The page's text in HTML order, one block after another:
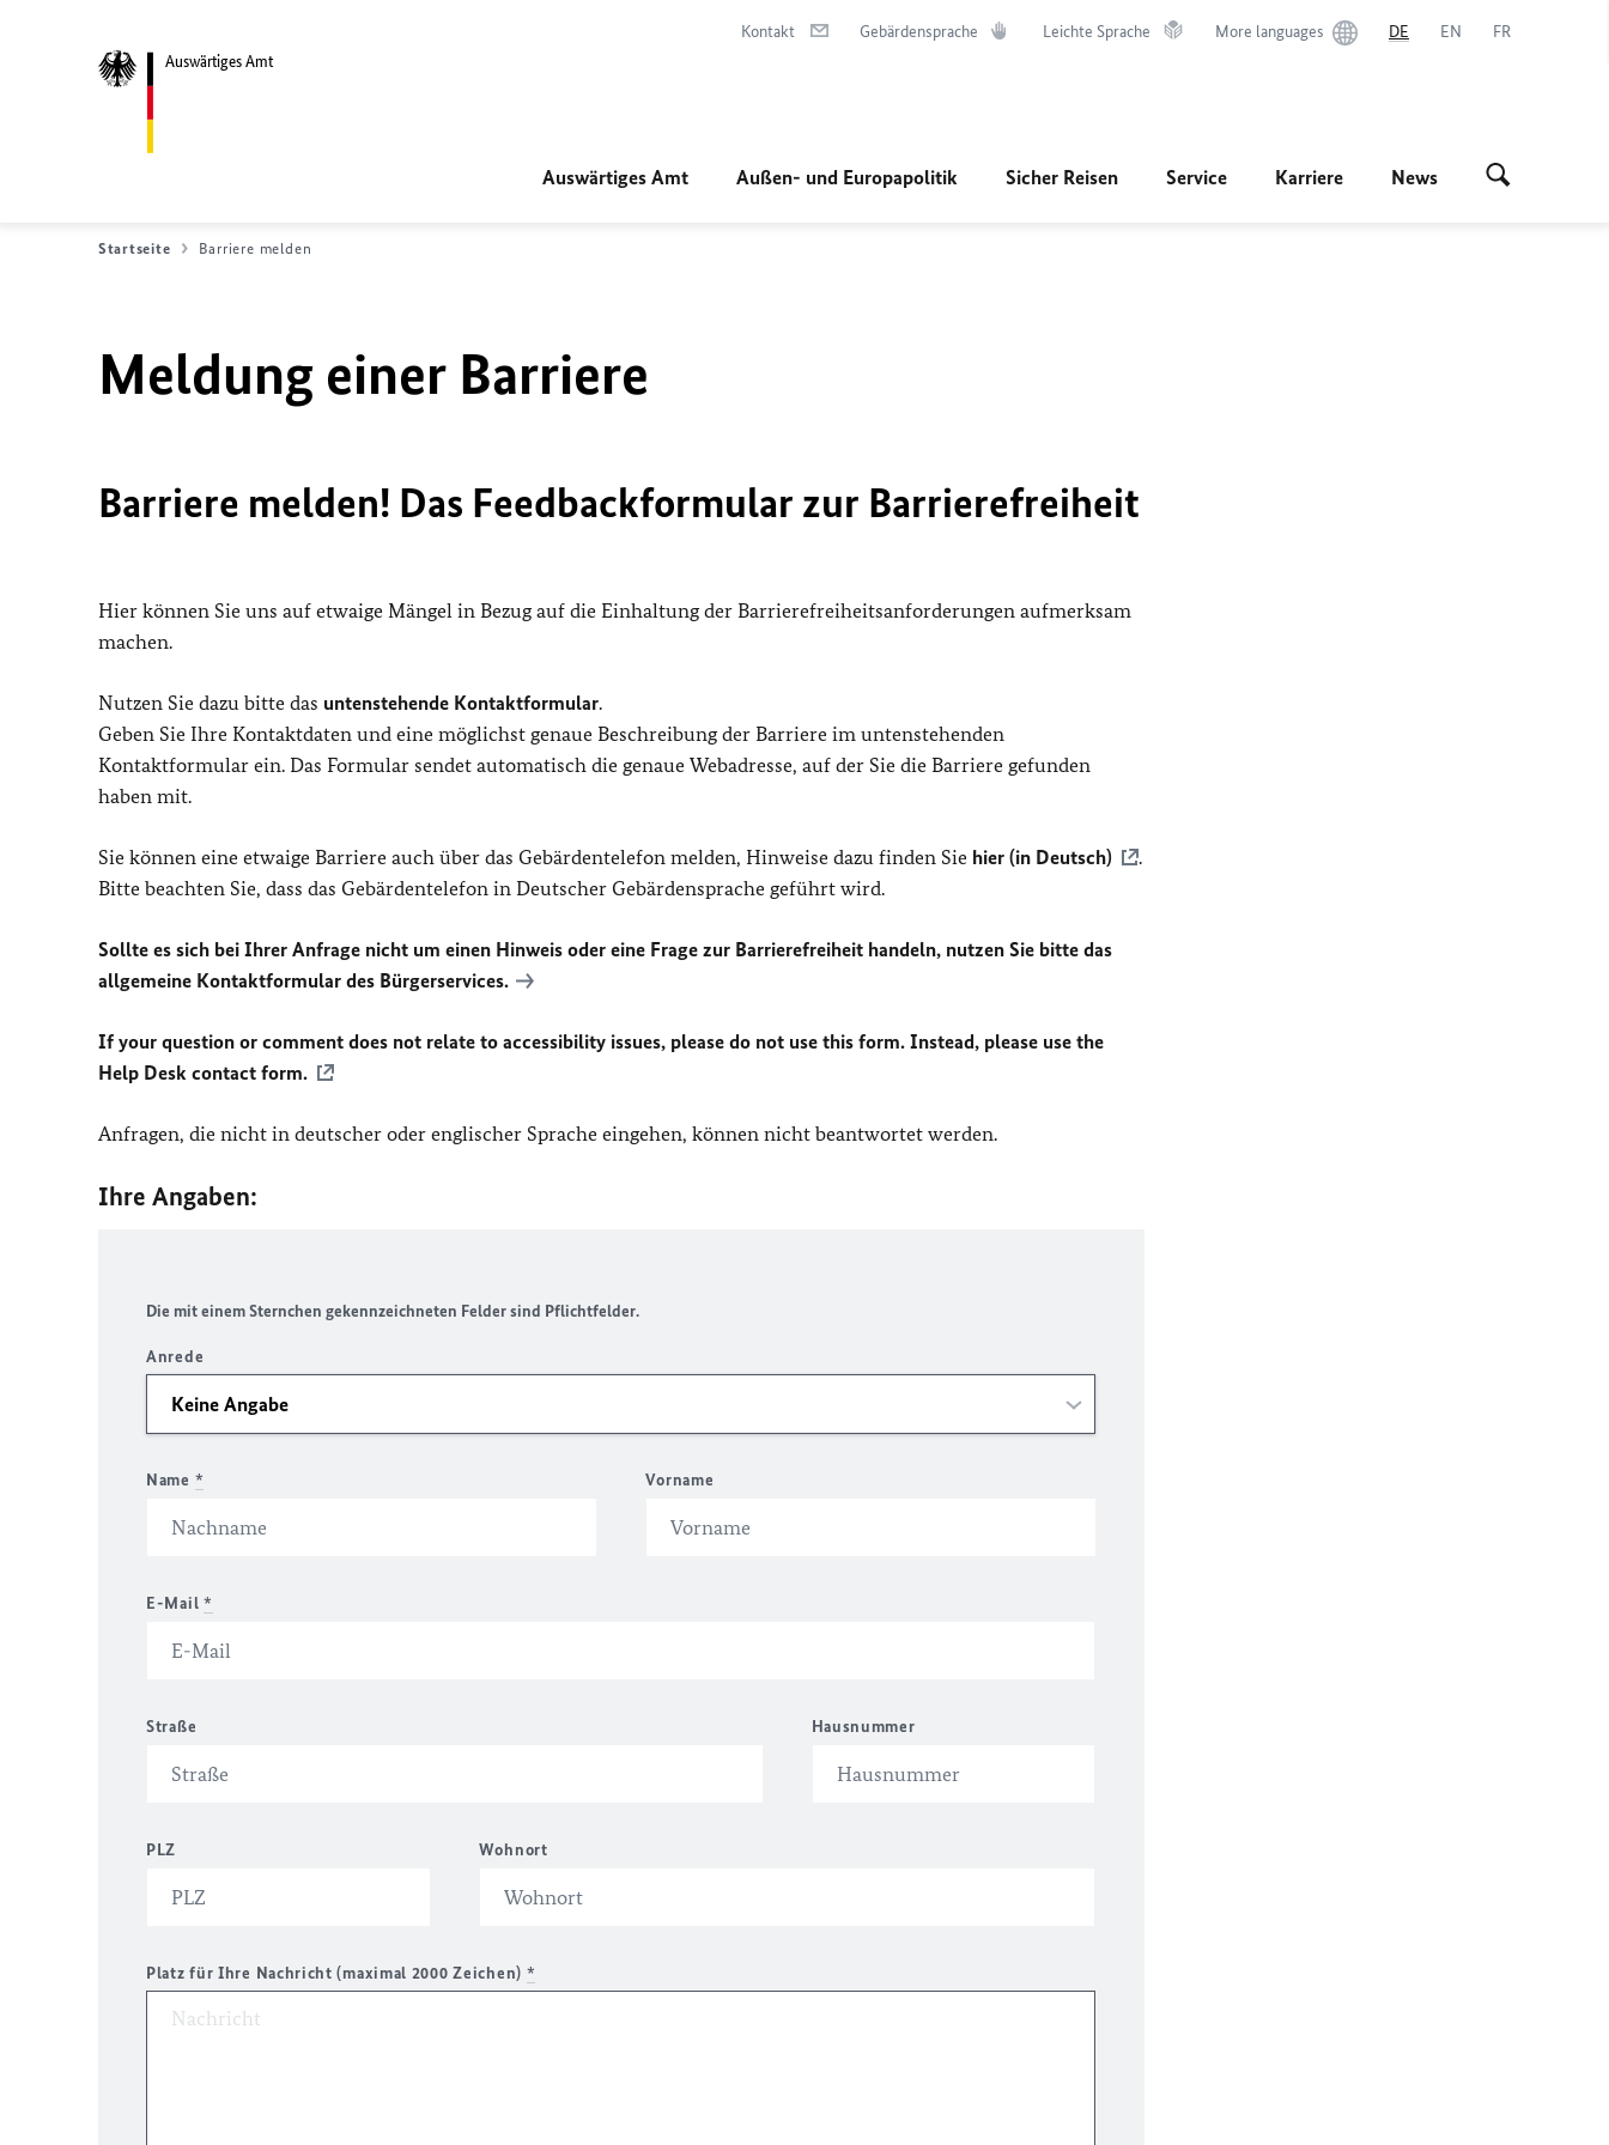
Auswärtiges Amt
Kontakt Gebärdensprache Leichte Sprache More languages DE EN FR
Auswärtiges Amt Außen- und Europapolitik Sicher Reisen Service Karriere News
Startseite Barriere melden
Meldung einer Barriere
Barriere melden! Das Feedbackformular zur Barrierefreiheit
Hier können Sie uns auf etwaige Mängel in Bezug auf die Einhaltung der Barrierefreiheitsanforderungen aufmerksam
machen.
Nutzen Sie dazu bitte das untenstehende Kontaktformular.
Geben Sie Ihre Kontaktdaten und eine möglichst genaue Beschreibung der Barriere im untenstehenden
Kontaktformular ein. Das Formular sendet automatisch die genaue Webadresse, auf der Sie die Barriere gefunden
haben mit.
Sie können eine etwaige Barriere auch über das Gebärdentelefon melden, Hinweise dazu finden Sie hier (in Deutsch)
.
Bitte beachten Sie, dass das Gebärdentelefon in Deutscher Gebärdensprache geführt wird.
Sollte es sich bei Ihrer Anfrage nicht um einen Hinweis oder eine Frage zur Barrierefreiheit handeln, nutzen Sie bitte das
allgemeine Kontaktformular des Bürgerservices.
If your question or comment does not relate to accessibility issues, please do not use this form. Instead, please use the
Help Desk contact form.
Anfragen, die nicht in deutscher oder englischer Sprache eingehen, können nicht beantwortet werden.
Ihre Angaben:
Die mit einem Sternchen gekennzeichneten Felder sind Pflichtfelder.
Anrede
Name * Vorname
E-Mail *
Straße Hausnummer
PLZ Wohnort
Platz für Ihre Nachricht (maximal 2000 Zeichen) *